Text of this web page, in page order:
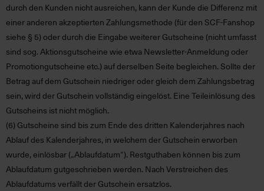
durch den Kunden nicht ausreichen, kann der Kunde die Differenz mit
einer anderen akzeptierten Zahlungsmethode (für den SCF-Fanshop
siehe § 5) oder durch die Eingabe weiterer Gutscheine (nicht umfasst
sind sog. Aktionsgutscheine wie etwa Newsletter-Anmeldung oder
Promotiongutscheine etc.) auf derselben Seite begleichen. Sollte der
Betrag auf dem Gutschein niedriger oder gleich dem Zahlungsbetrag
sein, wird der Gutschein vollständig eingelöst. Eine Teileinlösung des
Gutscheins ist nicht möglich.
(6) Gutscheine sind bis zum Ende des dritten Kalenderjahres nach
Ablauf des Kalenderjahres, in welchem der Gutschein erworben
wurde, einlösbar („Ablaufdatum“). Restguthaben können bis zum
Ablaufdatum gutgeschrieben werden. Nach Verstreichen des
Ablaufdatums verfällt der Gutschein ersatzlos.